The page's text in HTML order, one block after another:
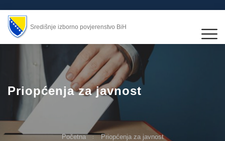
Središnje izborno povjerenstvo BiH
Priopćenja za javnost
Početna Priopćenja za javnost